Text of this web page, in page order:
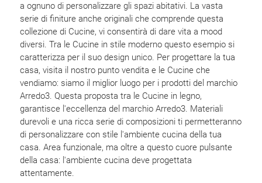
a ognuno di personalizzare gli spazi abitativi. La vasta
serie di finiture anche originali che comprende questa
collezione di Cucine, vi consentirà di dare vita a mood
diversi. Tra le Cucine in stile moderno questo esempio si
caratterizza per il suo design unico. Per progettare la tua
casa, visita il nostro punto vendita e le Cucine che
vendiamo: siamo il miglior luogo per i prodotti del marchio
Arredo3. Questa proposta tra le Cucine in legno,
garantisce l'eccellenza del marchio Arredo3. Materiali
durevoli e una ricca serie di composizioni ti permetteranno
di personalizzare con stile l'ambiente cucina della tua
casa. Area funzionale, ma oltre a questo cuore pulsante
della casa: l'ambiente cucina deve progettata
attentamente.